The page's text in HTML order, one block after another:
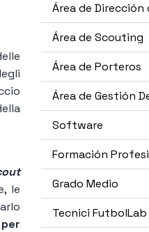
le
Área de Dirección
Área de Scouting
Área de Porteros
Área de Gestión
Software
Formación
Grado Medio
Tecnici FutbolLab